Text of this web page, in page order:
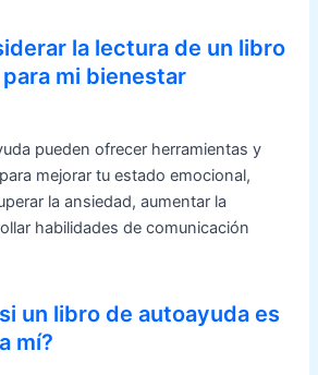
la lectura de un libro
mi bienestar
pueden ofrecer herramientas y
mejorar tu estado emocional,
la ansiedad, aumentar la
habilidades de comunicación
un libro de autoayuda es
mí?